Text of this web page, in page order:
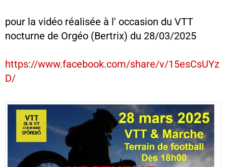
pour la vidéo réalisée à l' occasion du VTT
nocturne de Orgéo (Bertrix) du 28/03/2025
https://www.facebook.com/share/v/15esCsUYz
D/